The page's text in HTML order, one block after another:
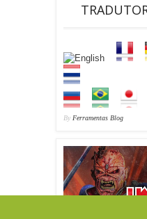
By Ferramentas Blog